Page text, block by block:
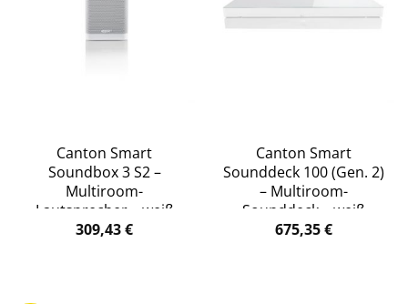
Canton Smart
Soundbox 3 S2 –
Multiroom-
Lautsprecher – weiß
309,43€
Canton Smart
Sounddeck 100 (Gen. 2)
– Multiroom-
Sounddeck – weiß
675,35€